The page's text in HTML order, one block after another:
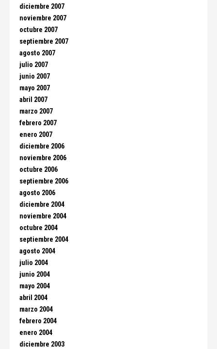
diciembre 2007
noviembre 2007
octubre 2007
septiembre 2007
agosto 2007
julio 2007
junio 2007
mayo 2007
abril 2007
marzo 2007
febrero 2007
enero 2007
diciembre 2006
noviembre 2006
octubre 2006
septiembre 2006
agosto 2006
diciembre 2004
noviembre 2004
octubre 2004
septiembre 2004
agosto 2004
julio 2004
junio 2004
mayo 2004
abril 2004
marzo 2004
febrero 2004
enero 2004
diciembre 2003